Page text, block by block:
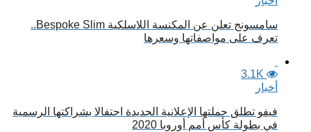
سامسونج تعلن عن المكنسة اللاسلكية Bespoke Slim..
تعرف على مواصفاتها وسعرها
3.1K
أخبار
فيفو تطلق حملتها الإعلانية الجديدة احتفالا بشراكتها الرسمية
في بطولة كأس أمم أوروبا 2020